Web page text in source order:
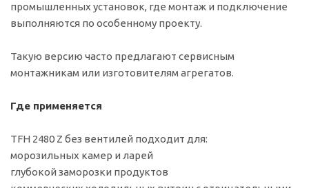
промышленных установок, где монтаж и подключение
выполняются по особенному проекту.
Такую версию часто предлагают сервисным
монтажникам или изготовителям агрегатов.
Где применяется
TFH 2480 Z без вентилей подходит для:
морозильных камер и ларей
глубокой заморозки продуктов